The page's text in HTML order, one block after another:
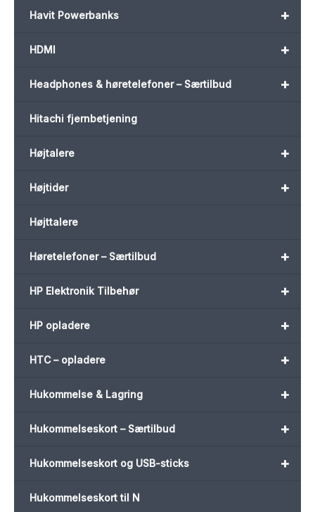
+
Havit Powerbanks
+
HDMI
+
Headphones & høretelefoner – Særtilbud
Hitachi fjernbetjening
+
Højtalere
+
Højtider
Højttalere
+
Høretelefoner – Særtilbud
+
HP Elektronik Tilbehør
+
HP opladere
+
HTC – opladere
+
Hukommelse & Lagring
+
Hukommelseskort – Særtilbud
+
Hukommelseskort og USB-sticks
Hukommelseskort til N